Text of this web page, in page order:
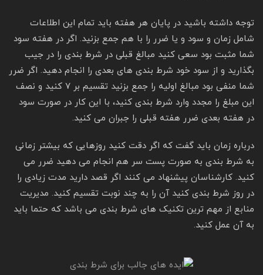
توجه داشته باشید در پایان هر هفته باید تمام این اطلاعات
شامل زمان و سود و یا ضرر را با هم جمع بزنید. اگر در هفته سود
شما مثبت بود سعی کنید مبالغ قبلی در شرط بندی را در جیب
بگذارید و از سود خود شرط بندی های بعدی را انجام دهید. اگر ضرر
شما منفی بود مبالغ اولیه را جمع بزنید تقسیم بر ۷ کنید و نصف
این مبلغ را مجدد وارد شرط بندی کنید، با این کار در صورت سود
در هفته بعدی ضرر هفته قبلی را جبران می کنید.
درباره زمان باید گفت که اگر دقت کنید روزهایی که بیشتر زمانی
به شرط بندی به صورت پست سر هم انجام می دهید ضرر می
کنید. کارشناسان پیشنهاد می کنند اگر قصد دارید مدت زیادی را
در روز شرط بندی کنید آن را به چند نوبت تقسیم کنید. مدیریت
منابع از مهم ترین تکنیک های شرط بندی می باشد که حتما باید
به آن عمل کنید.